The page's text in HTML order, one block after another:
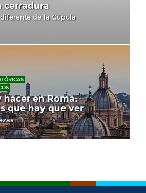
cerradura
de la Cúpula
hacer en Roma:
que hay que ver